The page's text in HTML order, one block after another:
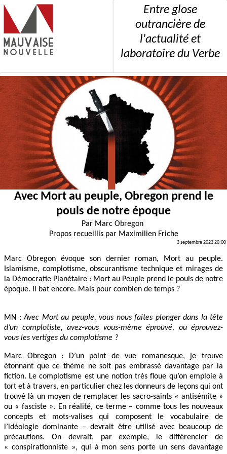
Entre glose
outrancière de
l'actualité et
laboratoire du Verbe
Avec Mort au peuple, Obregon prend le
pouls de notre époque
Par Marc Obregon
Propos recueillis par Maximilien Friche
3 septembre 2023 20:00
Marc Obregon évoque son dernier roman, Mort au peuple.
Islamisme, complotisme, obscurantisme technique et mirages de
la Démocratie Planétaire : Mort au Peuple prend le pouls de notre
époque. Il bat encore. Mais pour combien de temps ?
MN :Avec Mort au peuple, vous nous faites plonger dans la tête
d’un complotiste, avez-vous vous-même éprouvé, ou éprouvez-
vous les vertiges du complotisme ?
Marc Obregon : D’un point de vue romanesque, je trouve
étonnant que ce thème ne soit pas embrassé davantage par la
fiction. Le complotisme est une notion très floue qu’on emploie à
tort et à travers, en particulier chez les donneurs de leçons qui ont
trouvé là un moyen de remplacer les sacro-saints « antisémite »
ou « fasciste ». En réalité, ce terme – comme tous les nouveaux
concepts et mots-valises qui composent le vocabulaire de
l’idéologie dominante – devrait être utilisé avec beaucoup de
précautions. On devrait, par exemple, le différencier de
« conspirationniste », qui à mon sens porte un sens davantage